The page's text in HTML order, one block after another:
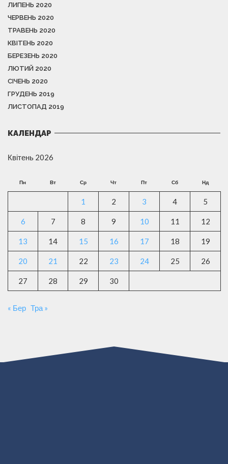
ЛИПЕНЬ 2020
ЧЕРВЕНЬ 2020
ТРАВЕНЬ 2020
КВІТЕНЬ 2020
БЕРЕЗЕНЬ 2020
ЛЮТИЙ 2020
СІЧЕНЬ 2020
ГРУДЕНЬ 2019
ЛИСТОПАД 2019
КАЛЕНДАР
Квітень 2026
Пн Вт Ср Чт Пт Сб Нд
1 2 3 4 5
6 7 8 9 10 11 12
13 14 15 16 17 18 19
20 21 22 23 24 25 26
27 28 29 30
« Бер Тра »